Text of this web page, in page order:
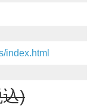
index.html
)